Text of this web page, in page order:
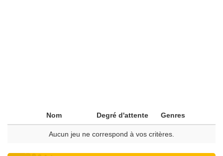
Nom Degré d'attente Genres
Aucun jeu ne correspond à vos critères.